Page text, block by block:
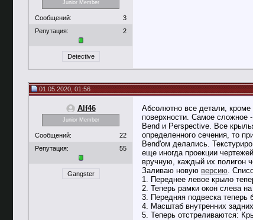
Junior Member
Сообщений:
3
Репутация:
2
Detective
01.05.2020, 01:56
Alf46
Junior Member
Сообщений:
22
Репутация:
55
Gangster
Абсолютно все детали,
поверхности. Самое сложное
Bend и Perspective. Все
определенного сечения, то
Bend'ом делались.
еще иногда проекции
вручную, каждый их полигон
Заливаю новую версию.
1. Переднее левое крыло
2. Теперь рамки окон слева
3. Передняя подвеска теперь
4. Масштаб внутренних
5. Теперь отстреливаются: